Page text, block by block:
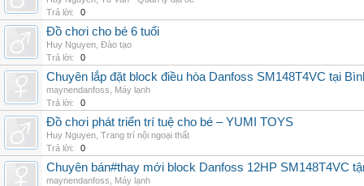
Trả lời:
0
Đồ chơi cho bé 6 tuổi
Huy Nguyen Đào tạo
Trả lời:
0
Chuyên lắp đặt block điều hòa Danfoss SM148T4VC tại
maynendanfoss
Máy lạnh
Trả lời:
0
Đồ chơi phát triển trí tuệ cho bé – YUMI TOYS
Huy Nguyen Trang trí nội ngoại thất
Trả lời:
0
Chuyên bán#thay mới block Danfoss 12HP SM148T4VC
maynendanfoss
Máy lạnh